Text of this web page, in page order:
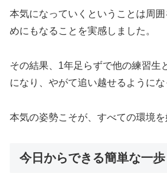
本気になっていくということは周
めにもなることを実感しました。
その結果、1年足らずで他の練習生
になり、やがて追い越せるようにな
本気の姿勢こそが、すべての環境を
今日からできる簡単な一歩